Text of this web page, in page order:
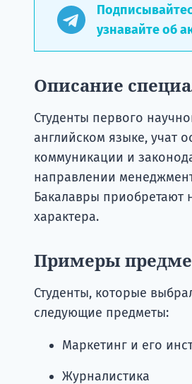
узнавайте об
Описание
Студенты первого
английском языке, учат
коммуникации и
направлении
Бакалавры
характера.
Примеры
Студенты, которые
следующие предметы:
Маркетинг и его
Журналистика